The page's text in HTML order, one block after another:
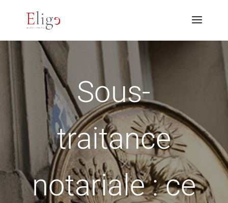
Sous-
traitance
notariale : ce